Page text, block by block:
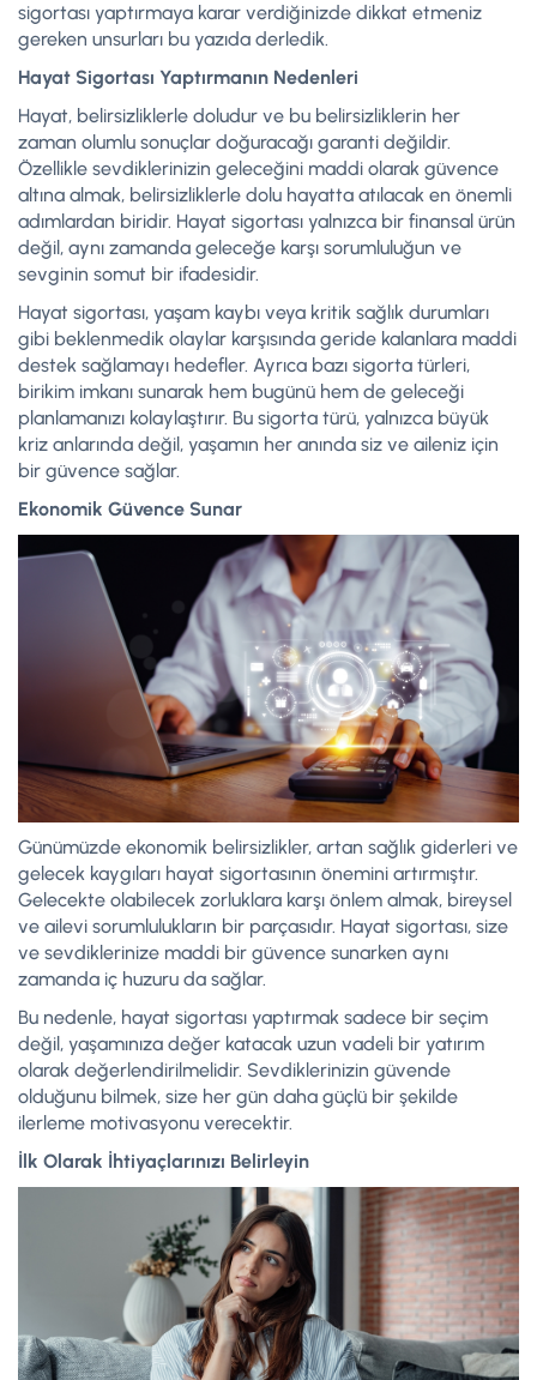
sigortası yaptırmaya karar verdiğinizde dikkat etmeniz
gereken unsurları bu yazıda derledik.
Hayat Sigortası Yaptırmanın Nedenleri
Hayat, belirsizliklerle doludur ve bu belirsizliklerin her
zaman olumlu sonuçlar doğuracağı garanti değildir.
Özellikle sevdiklerinizin geleceğini maddi olarak güvence
altına almak, belirsizliklerle dolu hayatta atılacak en önemli
adımlardan biridir. Hayat sigortası yalnızca bir finansal ürün
değil, aynı zamanda geleceğe karşı sorumluluğun ve
sevginin somut bir ifadesidir.
Hayat sigortası, yaşam kaybı veya kritik sağlık durumları
gibi beklenmedik olaylar karşısında geride kalanlara maddi
destek sağlamayı hedefler. Ayrıca bazı sigorta türleri,
birikim imkanı sunarak hem bugünü hem de geleceği
planlamanızı kolaylaştırır. Bu sigorta türü, yalnızca büyük
kriz anlarında değil, yaşamın her anında siz ve aileniz için
bir güvence sağlar.
Ekonomik Güvence Sunar
Günümüzde ekonomik belirsizlikler, artan sağlık giderleri ve
gelecek kaygıları hayat sigortasının önemini artırmıştır.
Gelecekte olabilecek zorluklara karşı önlem almak, bireysel
ve ailevi sorumlulukların bir parçasıdır. Hayat sigortası, size
ve sevdiklerinize maddi bir güvence sunarken aynı
zamanda iç huzuru da sağlar.
Bu nedenle, hayat sigortası yaptırmak sadece bir seçim
değil, yaşamınıza değer katacak uzun vadeli bir yatırım
olarak değerlendirilmelidir. Sevdiklerinizin güvende
olduğunu bilmek, size her gün daha güçlü bir şekilde
ilerleme motivasyonu verecektir.
İlk Olarak İhtiyaçlarınızı Belirleyin